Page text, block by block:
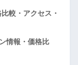
較・アクセス・
情報・価格比